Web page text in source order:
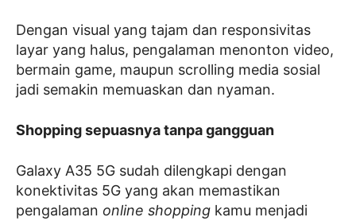
Dengan visual yang tajam dan responsivitas
layar yang halus, pengalaman menonton video,
bermain game, maupun scrolling media sosial
jadi semakin memuaskan dan nyaman.
Shopping sepuasnya tanpa gangguan
Galaxy A35 5G sudah dilengkapi dengan
konektivitas 5G yang akan memastikan
pengalaman online shopping kamu menjadi